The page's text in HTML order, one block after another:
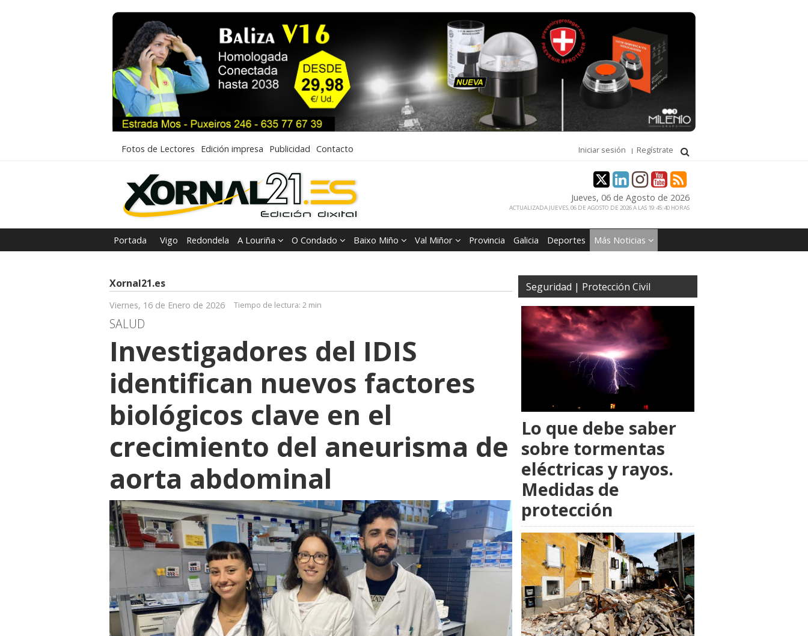
Fotos de Lectores Edición impresa Publicidad Contacto Iniciar sesión Regístrate
Jueves, 06 de Agosto de 2026
ACTUALIZADA JUEVES, 06 DE AGOSTO DE 2026 A LAS 19:45:40 HORAS
Portada Vigo Redondela A Louriña O Condado Baixo Miño Val Miñor Provincia Galicia Deportes Más Noticias
Xornal21.es
Viernes, 16 de Enero de 2026 Tiempo de lectura: 2 min
SALUD
Investigadores del IDIS
identifican nuevos factores
biológicos clave en el
crecimiento del aneurisma de
aorta abdominal
Seguridad | Protección Civil
Lo que debe saber
sobre tormentas
eléctricas y rayos.
Medidas de
protección